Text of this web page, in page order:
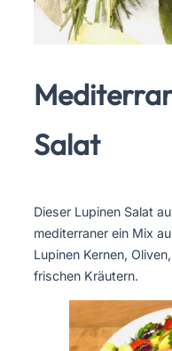
Salat
Dieser Lupinen Salat
mediterraner ein Mix
Lupinen Kernen,
frischen Kräutern.